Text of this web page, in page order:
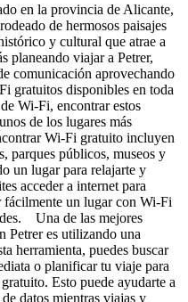
en la provincia de Alicante,
de hermosos paisajes
y cultural que atrae a
planeando viajar a Petrer,
comunicación aprovechando
gratuitos disponibles en toda
Wi-Fi, encontrar estos
de los lugares más
Wi-Fi gratuito incluyen
parques públicos, museos y
un lugar para relajarte y
acceder a internet para
fácilmente un lugar con Wi-Fi
Una de las mejores
Petrer es utilizando una
herramienta, puedes buscar
o planificar tu viaje para
Esto puede ayudarte a
datos mientras viajas y